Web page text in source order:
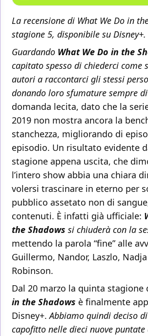
La recensione di What We Do in
stagione 5, disponibile su Disney+.
Guardando What We Do in the
capitato spesso di chiederci come
autori a raccontarci gli stessi
donando loro sfumature sempre
domanda lecita, dato che la
2019 non mostra ancora la
stanchezza, migliorando di
episodio. Un risultato evidente
stagione appena uscita, che
l’intero show abbia una chiara
volersi trascinare in eterno per
pubblico assetato non di
contenuti. È infatti già ufficiale:
the Shadows si chiuderà con la
mettendo la parola “fine” alle
Guillermo, Nandor, Laszlo,
Robinson.
Dal 20 marzo la quinta stagione
in the Shadows è finalmente
Disney+.Abbiamo quindi deciso
capofitto nelle dieci nuove puntate